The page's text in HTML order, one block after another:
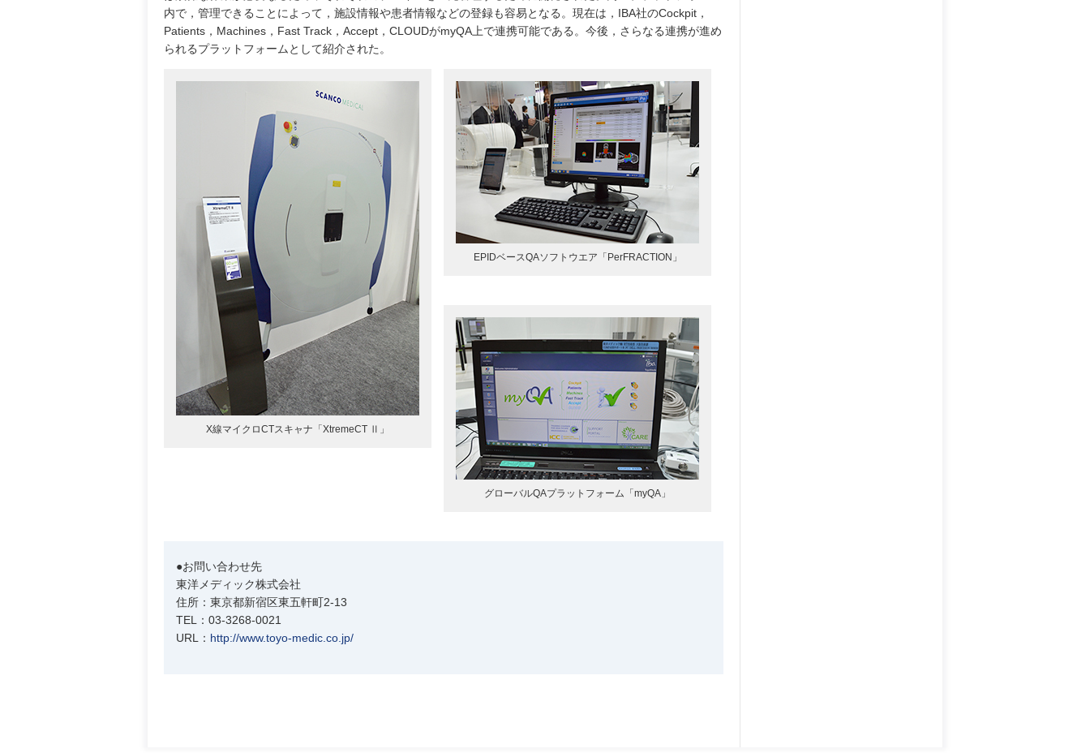
内で，管理できることによって，施設情報や患者情報などの登録も容易となる。現在は，IBA社のCockpit，
Patients，Machines，Fast Track，Accept，CLOUDがmyQA上で連携可能である。今後，さらなる連携が進め
られるプラットフォームとして紹介された。
X線マイクロCTスキャナ「XtremeCT Ⅱ」
EPIDベースQAソフトウエア「PerFRACTION」
グローバルQAプラットフォーム「myQA」
●お問い合わせ先
東洋メディック株式会社
住所：東京都新宿区東五軒町2-13
TEL：03-3268-0021
URL： http://www.toyo-medic.co.jp/